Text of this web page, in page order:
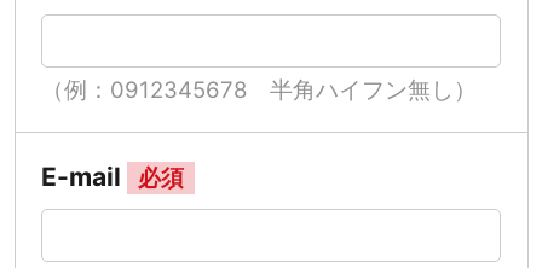
（例：0912345678 半角ハイフン無し）
E-mail 必須